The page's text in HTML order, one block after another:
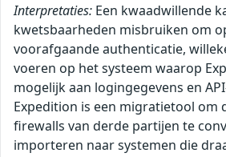
Interpretaties: Een kwaadwillende
kwetsbaarheden misbruiken om
voorafgaande authenticatie,
voeren op het systeem waarop
mogelijk aan logingegevens en
Expedition is een migratietool om
firewalls van derde partijen te
importeren naar systemen die